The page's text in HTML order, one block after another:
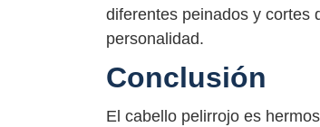
diferentes peinados y cortes
personalidad.
Conclusión
El cabello pelirrojo es